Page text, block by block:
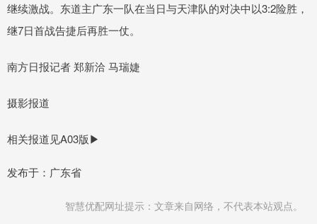
继续激战。东道主广东一队在当日与天津队的对决中以3:2险胜，
继7日首战告捷后再胜一仗。
南方日报记者 郑新洽 马瑞婕
摄影报道
相关报道见A03版▶
发布于：广东省
智慧优配网址提示：文章来自网络，不代表本站观点。